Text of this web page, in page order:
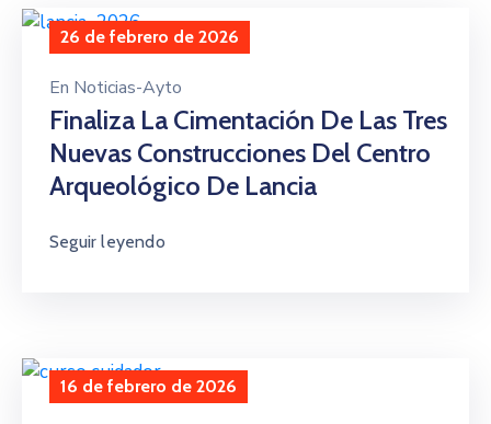
26 de febrero de 2026
En Noticias-Ayto
Finaliza La Cimentación De Las Tres
Nuevas Construcciones Del Centro
Arqueológico De Lancia
Seguir leyendo
16 de febrero de 2026